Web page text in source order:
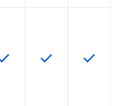
no está disponible en
función está
Esta función
check Esta
check